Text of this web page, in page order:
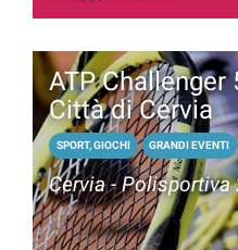
ATP Challenger
Città di Cervia
SPORT, GIOCHI GRANDI EVENTI
Cervia - Polisportiva